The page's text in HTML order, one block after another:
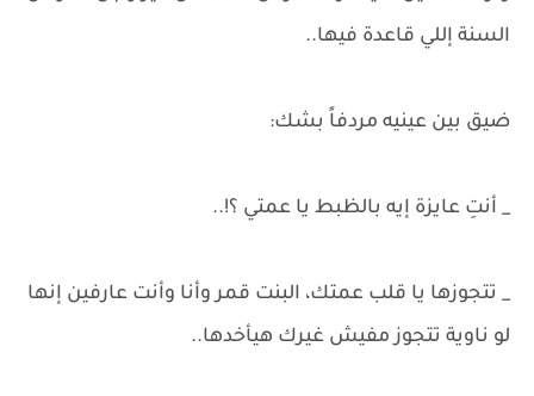
السنة إللي قاعدة فيها..
ضيق بين عينيه مردفاً بشك:
_ أنتِ عايزة إيه بالظبط يا عمتي ؟!..
_ تتجوزها يا قلب عمتك، البنت قمر وأنا وأنت عارفين إنها
لو ناوية تتجوز مفيش غيرك هيأخدها..